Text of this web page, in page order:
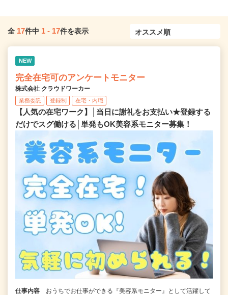
全 17件中 1 - 17件を表示
NEW
完全在宅可のアンケートモニター
株式会社 クラウドワーカー
業務委託 登録制 在宅・内職
【人気の在宅ワーク】│当日に謝礼をお支払い★登録する
だけでスグ働ける│単発もOK美容系モニター募集！
仕事内容
おうちでお仕事ができる『美容系モニター』として活躍して